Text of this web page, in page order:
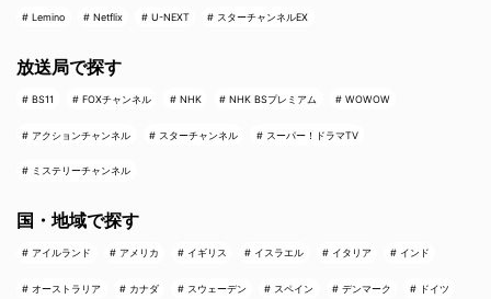
Lemino Netflix U-NEXT スターチャンネルEX
放送局で探す
BS11 FOXチャンネル NHK NHK BSプレミアム WOWOW
アクションチャンネル スターチャンネル スーパー！ドラマTV
ミステリーチャンネル
国・地域で探す
アイルランド アメリカ イギリス イスラエル イタリア インド
オーストラリア カナダ スウェーデン スペイン デンマーク ドイツ